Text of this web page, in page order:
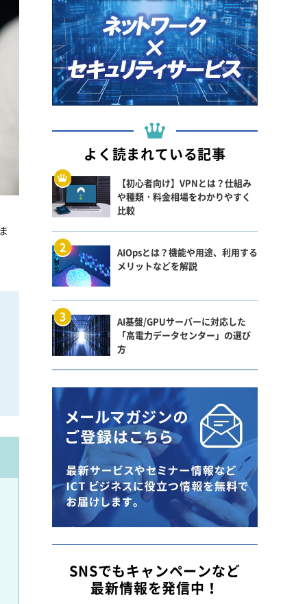
よく読まれている記事
【初心者向け】VPNとは？仕組み
や種類・料金相場をわかりやすく
比較
AIOpsとは？機能や用途、利用する
メリットなどを解説
AI基盤/GPUサーバーに対応した
「高電力データセンター」の選び
方
SNSでもキャンペーンなど
最新情報を発信中！